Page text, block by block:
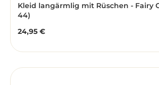
Kleid langärmlig mit Rüschen - Fairy
44)
Regulärer Preis:
24,95 €